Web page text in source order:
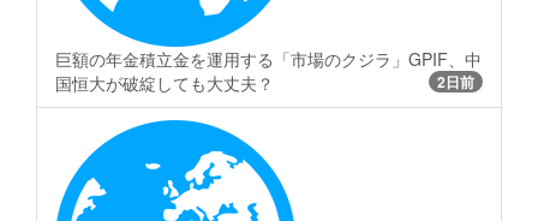
巨額の年金積立金を運用する「市場のクジラ」GPIF、中
国恒大が破綻しても大丈夫？
2日前